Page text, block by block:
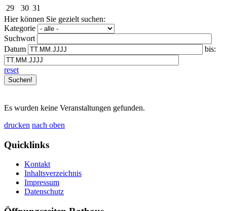
29
30 31
Hier können Sie gezielt suchen:
Kategorie
Suchwort
Datum
bis:
reset
Es wurden keine Veranstaltungen gefunden.
drucken nach oben
Quicklinks
Kontakt
Inhaltsverzeichnis
Impressum
Datenschutz